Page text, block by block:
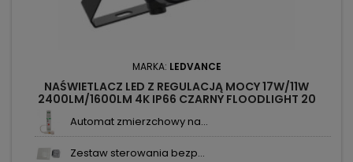
MARKA: LEDVANCE
NAŚWIETLACZ LED Z REGULACJĄ MOCY 17W/11W
2400LM/1600LM 4K IP66 CZARNY FLOODLIGHT 20
Automat zmierzchowy na...
Zestaw sterowania bezp...